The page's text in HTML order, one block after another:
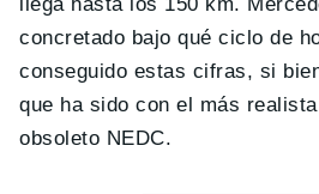
concretado bajo qué ciclo de
conseguido estas cifras, si
que ha sido con el más
obsoleto NEDC.